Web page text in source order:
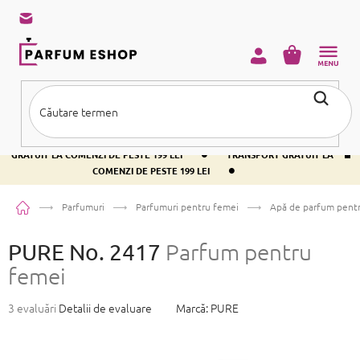
conținut
TRANSPORT GRATUIT LA COMENZI DE PESTE 199 LEI •
TRANSPORT
GRATUIT LA COMENZI DE PESTE 199 LEI
•
TRANSPORT GRATUIT LA
COMENZI DE PESTE 199 LEI
•
COŞ
Acasă Parfumuri Parfumuri pentru femei Apă de parfum
PURE No. 2417 Parfum pentru
femei
Evaluarea
3 evaluări Detalii de evaluare Marcă: PURE